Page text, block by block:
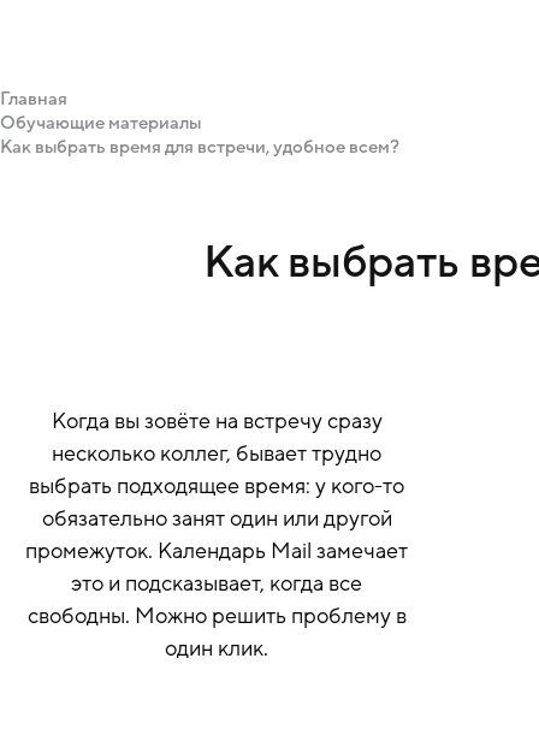
Главная
Обучающие материалы
Как выбрать время для встречи, удобное всем?
Как выбрать
Когда вы зовёте на встречу сразу
несколько коллег, бывает трудно
выбрать подходящее время: у кого-то
обязательно занят один или другой
промежуток. Календарь Mail замечает
это и подсказывает, когда все
свободны. Можно решить проблему в
один клик.